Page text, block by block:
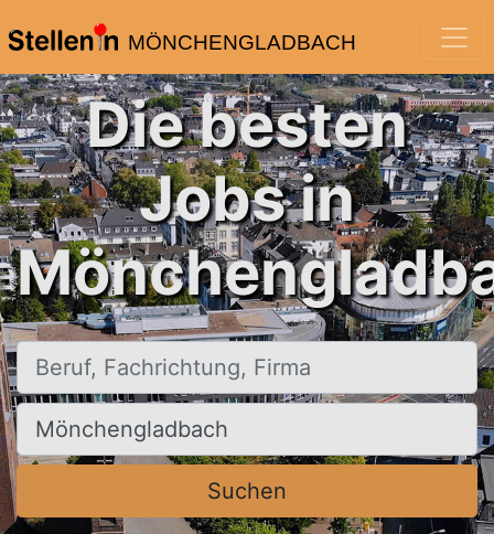
MÖNCHENGLADBACH
Die besten
Jobs in
Beruf, Fachrichtung, Firma
Ort, Stadt
Suchen